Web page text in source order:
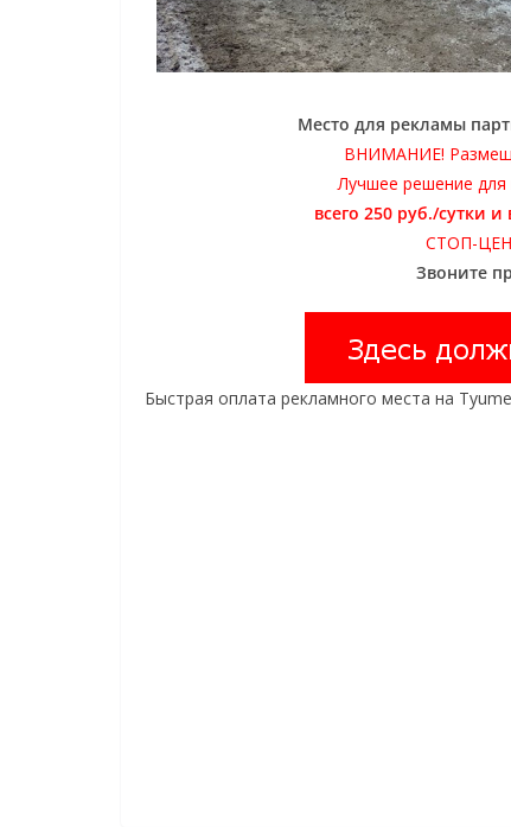
Место для рекламы
ВНИМАНИЕ!
Лучшее решение
всего 250 руб./сутки
СТОП-
Звоните
Быстрая оплата рекламного места на